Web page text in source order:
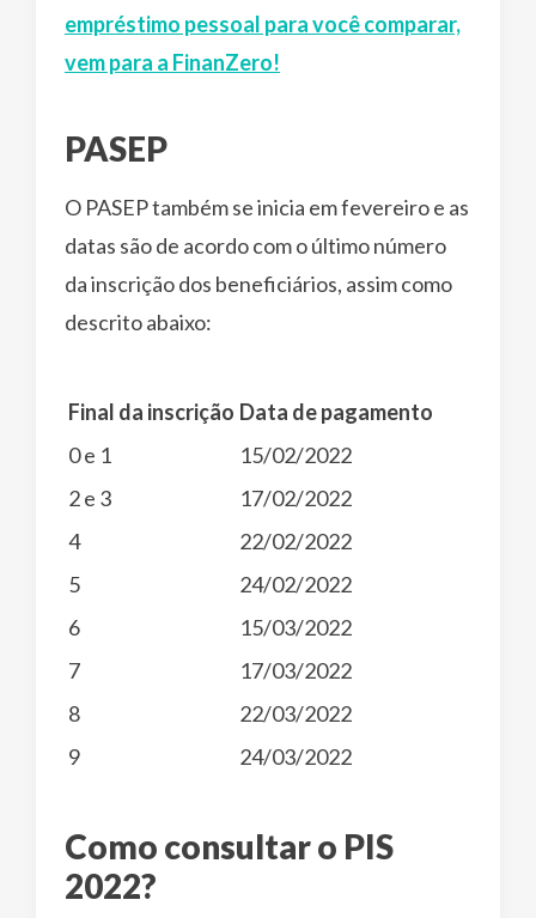
empréstimo pessoal para você comparar,
vem para a FinanZero!
PASEP
O PASEP também se inicia em fevereiro e as
datas são de acordo com o último número
da inscrição dos beneficiários, assim como
descrito abaixo:
Final da inscrição Data de pagamento
0 e 1
15/02/2022
2 e 3
17/02/2022
4
22/02/2022
5
24/02/2022
6
15/03/2022
7
17/03/2022
8
22/03/2022
9
24/03/2022
Como consultar o PIS
2022?